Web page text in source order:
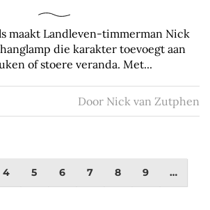
maakt Landleven-timmerman Nick
die karakter toevoegt aan
of stoere veranda. Met...
Door Nick van Zutphen
4 5 6 7 8 9 …